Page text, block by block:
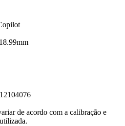
de acordo com a calibração e